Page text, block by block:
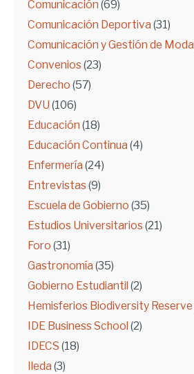
Comunicación (69)
Comunicación Deportiva (31)
Comunicación y Gestión de Moda
Convenios (23)
Derecho (57)
DVU (106)
Educación (18)
Educación Continua (4)
Enfermería (24)
Entrevistas (9)
Escuela de Gobierno (35)
Estudios Universitarios (21)
Foro (31)
Gastronomía (35)
Gobierno Estudiantil (2)
Hemisferios Biodiversity Reserve
IDE Business School (2)
IDECS (18)
Ileda (3)